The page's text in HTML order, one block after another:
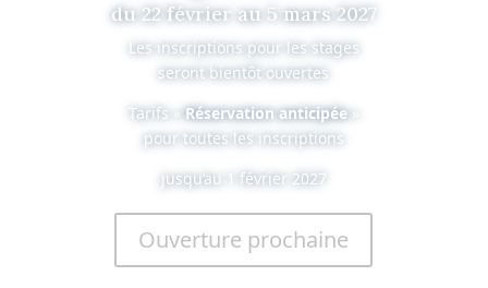
du 22 février au 5 mars 2027
Les inscriptions pour les stages
seront bientôt ouvertes
Tarifs «Réservation anticipée»
pour toutes les inscriptions
jusqu’au 1 février 2027
Ouverture prochaine